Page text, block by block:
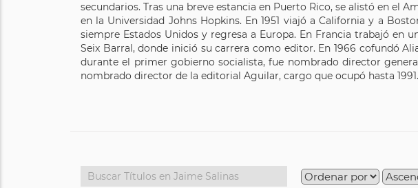
secundarios. Tras una breve estancia en Puerto Rico, se alistó en el
en la Universidad Johns Hopkins. En 1951 viajó a California y a
siempre Estados Unidos y regresa a Europa. En Francia trabajó en
Seix Barral, donde inició su carrera como editor. En 1966 cofundó
durante el primer gobierno socialista, fue nombrado director
nombrado director de la editorial Aguilar, cargo que ocupó hasta 1991.